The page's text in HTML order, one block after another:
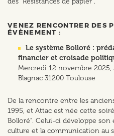
VENEZ RENCONTRER DES
ÉVÈNEMENT :
Le système Bolloré :
financier et croisade
Mercredi 12 novembre 2025,
Blagnac 31200 Toulouse
De la rencontre entre les
1995, et Attac est née cette
Bolloré”. Celui-ci développe son
culture et la communication au